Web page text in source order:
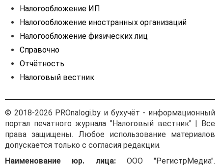
Налогообложение ИП
Налогообложение иностранных организаций
Налогообложение физических лиц
Справочно
Отчётность
Налоговый вестник
© 2018-2026 PROnalogi.by и бухучёт - информационный
портал печатного журнала "Налоговый вестник" | Все
права защищены. Любое использование материалов
допускается только с согласия редакции.
Наименование юр. лица:ООО "РегистрМедиа".